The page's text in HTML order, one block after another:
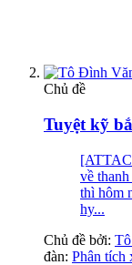
Chủ đề
Tuyệt kỹ
về
thì hôm
hy...
Chủ đề bởi:
đàn: Phân tích